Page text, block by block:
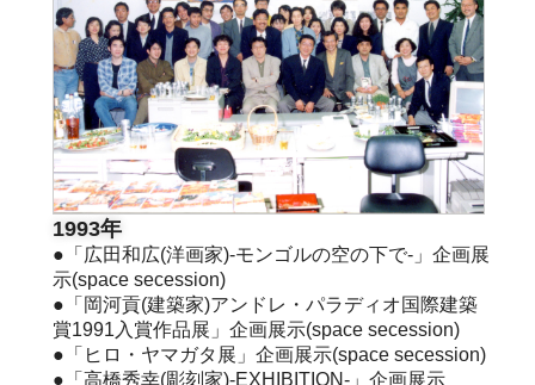
1993年
●「広田和広(洋画家)-モンゴルの空の下で-」企画展
示(space secession)
●「岡河貢(建築家)アンドレ・パラディオ国際建築
賞1991入賞作品展」企画展示(space secession)
●「ヒロ・ヤマガタ展」企画展示(space secession)
●「高橋秀幸(彫刻家)-EXHIBITION-」企画展示